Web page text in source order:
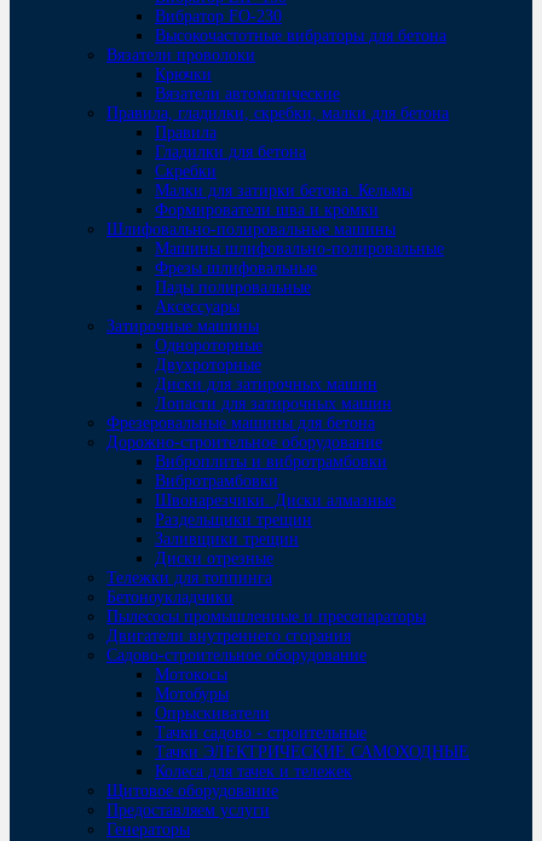
Bибратор FO-230
Высокочастотные вибраторы для бетона
Вязатели проволоки
Крючки
Вязатели автоматические
Правила, гладилки, скребки, малки для бетона
Правила
Гладилки для бетона
Скребки
Малки для затирки бетона. Кельмы
Формирователи шва и кромки
Шлифовально-полировальные машины
Машины шлифовально-полировальные
Фрезы шлифовальные
Пады полировальные
Аксессуары
Затирочные машины
Однороторные
Двухроторные
Диски для затирочных машин
Лопасти для затирочных машин
Фрезеровальные машины для бетона
Дорожно-строительное оборудование
Виброплиты и вибротрамбовки
Вибротрамбовки
Швонарезчики. Диски алмазные
Раздельщики трещин
Заливщики трещин
Диски отрезные
Тележки для топпинга
Бетоноукладчики
Пылесосы промышленные и пресепараторы
Двигатели внутреннего сгорания
Садово-строительное оборудование
Мотокосы
Мотобуры
Опрыскиватели
Тачки садово - строительные
Тачки ЭЛЕКТРИЧЕСКИЕ САМОХОДНЫЕ
Колеса для тачек и тележек
Щитовое оборудование
Предоставляем услуги
Генераторы